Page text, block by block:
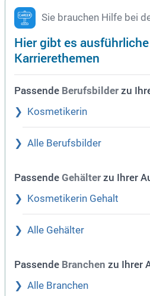
Sie brauchen Hilfe bei
Hier gibt es
Karrierethemen
Passende Berufsbilder zu
Kosmetikerin
Alle Berufsbilder
Passende Gehälter zu Ihrer
Kosmetikerin Gehalt
Alle Gehälter
Passende Branchen zu Ihrer
Alle Branchen